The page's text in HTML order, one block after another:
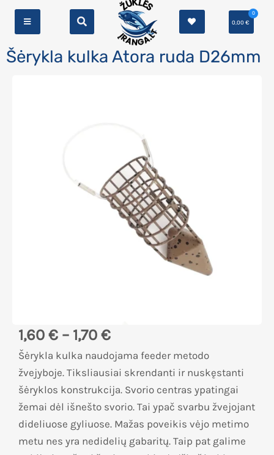
0,00€
0
Šėrykla kulka Atora ruda D26mm
1,60 € – 1,70 €
Šėrykla kulka naudojama feeder metodo
žvejyboje. Tiksliausiai skrendanti ir nuskęstanti
šėryklos konstrukcija. Svorio centras ypatingai
žemai dėl išnešto svorio. Tai ypač svarbu žvejojant
dideliuose gyliuose. Mažas poveikis vėjo metimo
metu nes yra nedidelių gabaritų. Taip pat galime